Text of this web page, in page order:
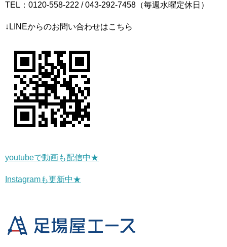
TEL：0120-558-222 / 043-292-7458（毎週水曜定休日）
↓LINEからのお問い合わせはこちら
youtubeで動画も配信中★
Instagramも更新中★